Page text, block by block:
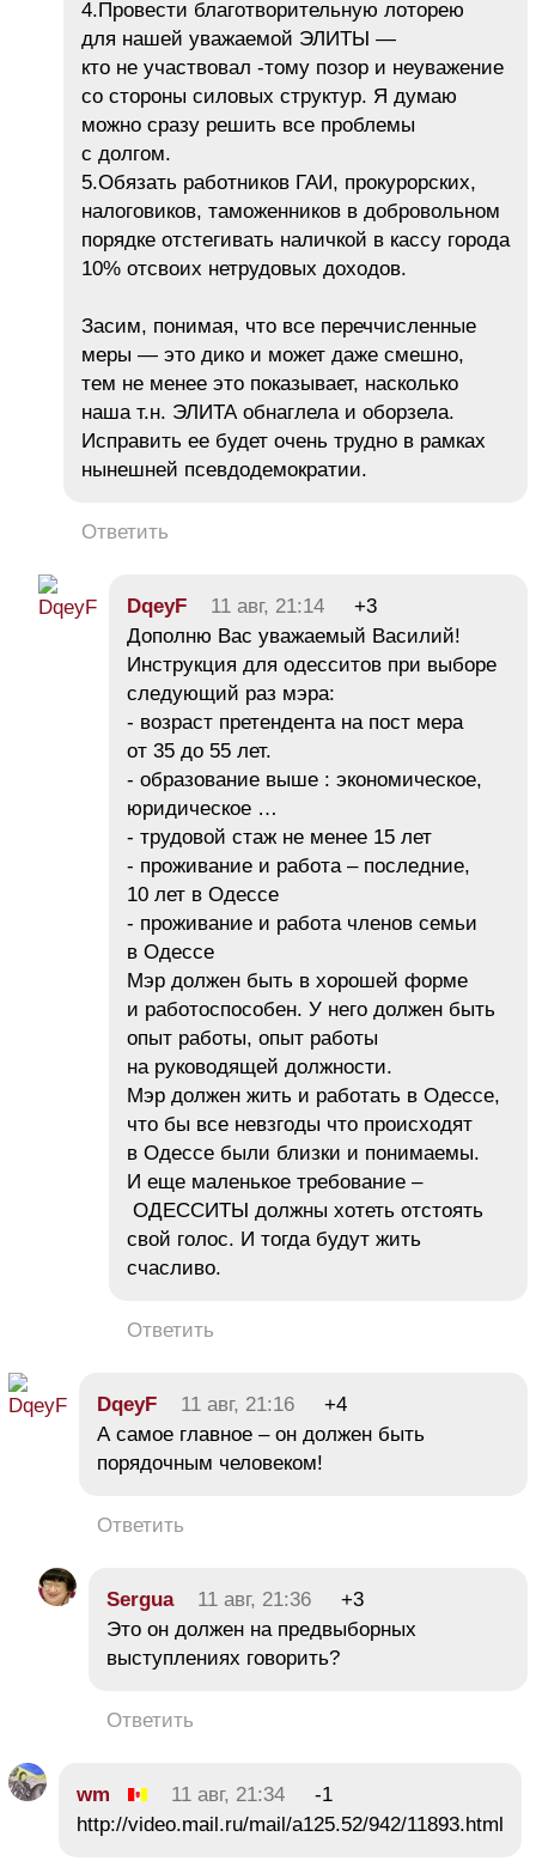
4.Провести благотворительную лоторею
для нашей уважаемой ЭЛИТЫ —
кто не участвовал -тому позор и неуважение
со стороны силовых структур. Я думаю
можно сразу решить все проблемы
с долгом.
5.Обязать работников ГАИ, прокурорских,
налоговиков, таможенников в добровольном
порядке отстегивать наличкой в кассу города
10% отсвоих нетрудовых доходов.
Засим, понимая, что все переччисленные
меры — это дико и может даже смешно,
тем не менее это показывает, насколько
наша т.н. ЭЛИТА обнаглела и оборзела.
Исправить ее будет очень трудно в рамках
нынешней псевдодемократии.
Ответить
DqeyF 11 авг, 21:14
+3
Дополню Вас уважаемый Василий!
Инструкция для одесситов при выборе
следующий раз мэра:
- возраст претендента на пост мера
от 35 до 55 лет.
- образование выше : экономическое,
юридическое …
- трудовой стаж не менее 15 лет
- проживание и работа – последние,
10 лет в Одессе
- проживание и работа членов семьи
в Одессе
Мэр должен быть в хорошей форме
и работоспособен. У него должен быть
опыт работы, опыт работы
на руководящей должности.
Мэр должен жить и работать в Одессе,
что бы все невзгоды что происходят
в Одессе были близки и понимаемы.
И еще маленькое требование –
ОДЕССИТЫ должны хотеть отстоять
свой голос. И тогда будут жить
счасливо.
Ответить
DqeyF 11 авг, 21:16
+4
А самое главное – он должен быть
порядочным человеком!
Ответить
Sergua 11 авг, 21:36
+3
Это он должен на предвыборных
выступлениях говорить?
Ответить
wm 11 авг, 21:34
-1
http://video.mail.ru/mail/a125.52/942/11893.html